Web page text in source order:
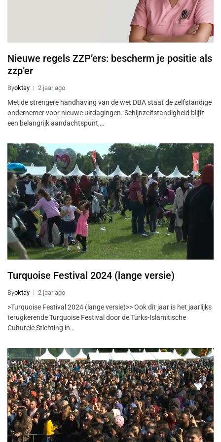
Nieuwe regels ZZP’ers: bescherm je positie als
zzp’er
Byoktay 2 jaar ago
Met de strengere handhaving van de wet DBA staat de zelfstandige
ondernemer voor nieuwe uitdagingen. Schijnzelfstandigheid blijft
een belangrijk aandachtspunt,…
Turquoise Festival 2024 (lange versie)
Byoktay 2 jaar ago
>Turquoise Festival 2024 (lange versie)>> Ook dit jaar is het jaarlijks
terugkerende Turquoise Festival door de Turks-Islamitische
Culturele Stichting in…